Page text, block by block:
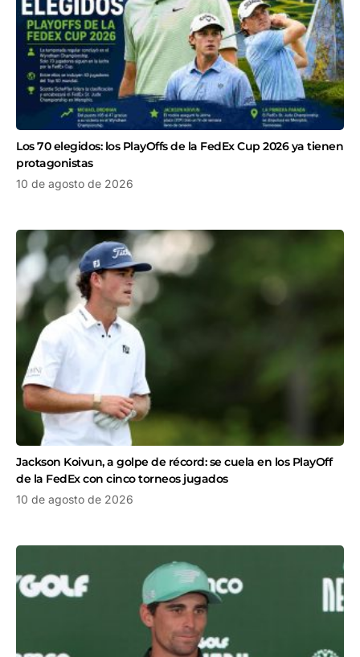
Los 70 elegidos: los PlayOffs de la FedEx Cup 2026 ya tienen
protagonistas
10 de agosto de 2026
Jackson Koivun, a golpe de récord: se cuela en los PlayOff
de la FedEx con cinco torneos jugados
10 de agosto de 2026